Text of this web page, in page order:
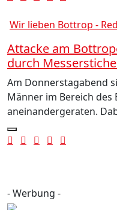
Wir lieben Bottrop -
Attacke am
durch
Am Donnerstagabend
Männer im Bereich des
aneinandergeraten.
- Werbung -